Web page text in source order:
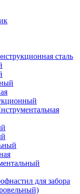
сталь
для забора